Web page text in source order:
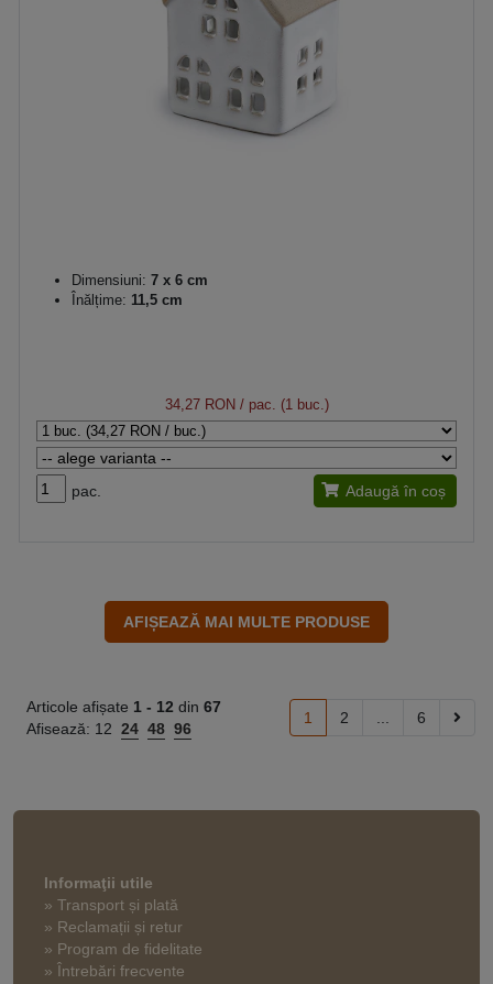
Dimensiuni: 7 x 6 cm
Înălțime: 11,5 cm
34,27 RON / pac. (1 buc.)
pac. Adaugă în coș
Articole afișate 1 - 12 din 67
Afisează: 12 24 48 96
1 2 6
Informaţii utile
» Transport și plată
» Reclamații și retur
» Program de fidelitate
» Întrebări frecvente